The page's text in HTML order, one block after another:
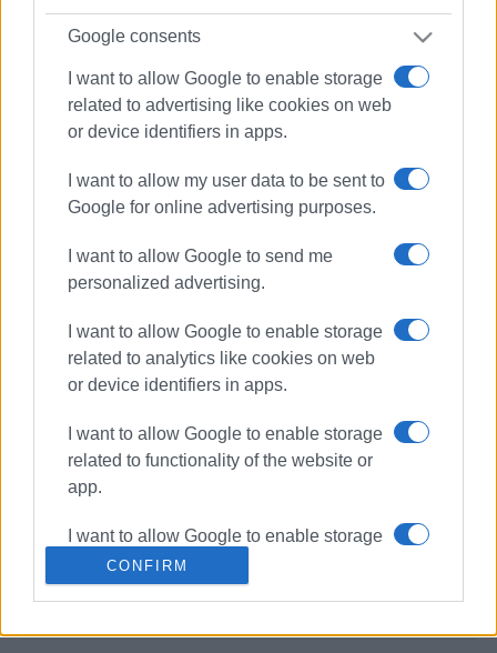
Google consents
I want to allow Google to enable storage
related to advertising like cookies on web
or device identifiers in apps.
I want to allow my user data to be sent to
Google for online advertising purposes.
I want to allow Google to send me
personalized advertising.
I want to allow Google to enable storage
related to analytics like cookies on web
or device identifiers in apps.
I want to allow Google to enable storage
related to functionality of the website or
app.
I want to allow Google to enable storage
related to personalization.
related to security, including
CONFIRM
22 ΑΥΓΟΎΣΤΟΥ 2022
Επιστολή ΣΕΤΚΕ στο Υπ. Οικονομικών
για τον φόρο διαμονής και τις
συναλλαγές μέσω POS
Ομάδα Βάσης του ΜέΡΑ25 Κέρκυρας
για την διαχείριση απορριμμάτων: «Η
Θεαματική η μείωση του
υπολείμματος, με τη μέθοδο της
κομποστοποίησης
04 ΣΕΠΤΕΜΒΡΊΟΥ 2020/10:51
Τέσσερα διεθνή βραβεία ποιότητας
για το Kopos Extra Vergin Olive Oil
27 ΑΥΓΟΎΣΤΟΥ 2020/ 14:28
στα φτερά» της Λιάνας Τσιρίδου
(video - photos)